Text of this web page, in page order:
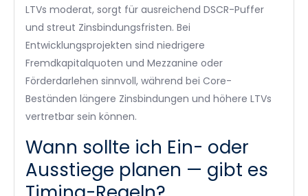
LTVs moderat, sorgt für ausreichend DSCR-Puffer
und streut Zinsbindungsfristen. Bei
Entwicklungsprojekten sind niedrigere
Fremdkapitalquoten und Mezzanine oder
Förderdarlehen sinnvoll, während bei Core-
Beständen längere Zinsbindungen und höhere LTVs
vertretbar sein können.
Wann sollte ich Ein- oder
Ausstiege planen — gibt es